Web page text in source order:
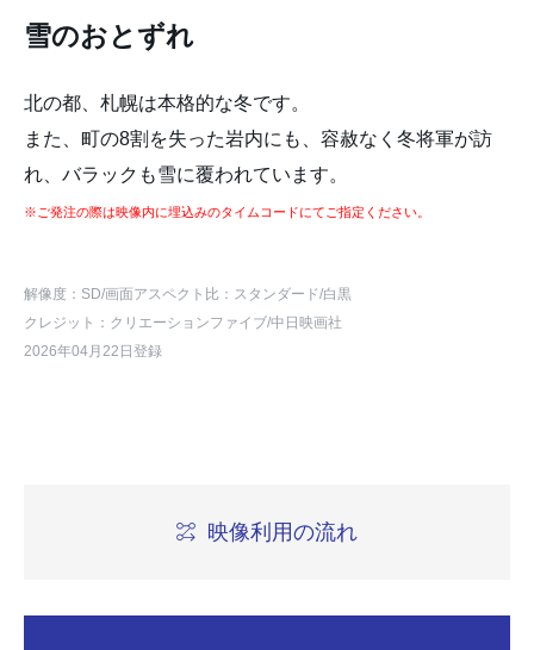
雪のおとずれ
北の都、札幌は本格的な冬です。
また、町の8割を失った岩内にも、容赦なく冬将軍が訪
れ、バラックも雪に覆われています。
※ご発注の際は映像内に埋込みのタイムコードにてご指定ください。
解像度：SD/画面アスペクト比：スタンダード/白黒
クレジット：クリエーションファイブ/中日映画社
2026年04月22日登録
映像利用の流れ